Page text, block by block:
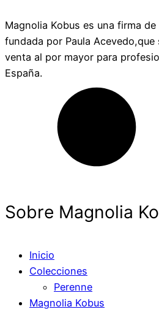
Magnolia Kobus es una firma
fundada por Paula Acevedo,que
venta al por mayor para
España.
Sobre Magnolia
Inicio
Colecciones
Perenne
Magnolia Kobus